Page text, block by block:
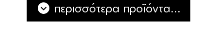
περισσότερα προϊόντα...